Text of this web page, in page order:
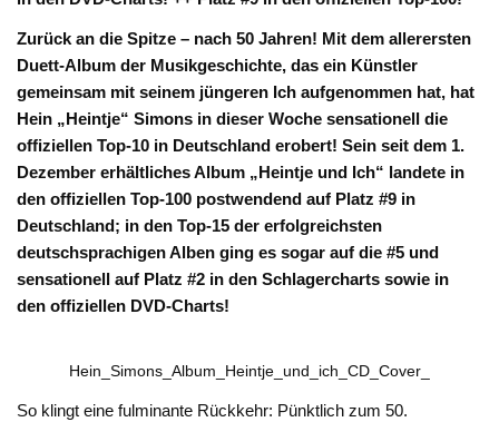
Zurück an die Spitze – nach 50 Jahren! Mit dem allerersten
Duett-Album der Musikgeschichte, das ein Künstler
gemeinsam mit seinem jüngeren Ich aufgenommen hat, hat
Hein „Heintje“ Simons in dieser Woche sensationell die
offiziellen Top-10 in Deutschland erobert! Sein seit dem 1.
Dezember erhältliches Album „Heintje und Ich“ landete in
den offiziellen Top-100 postwendend auf Platz #9 in
Deutschland; in den Top-15 der erfolgreichsten
deutschsprachigen Alben ging es sogar auf die #5 und
sensationell auf Platz #2 in den Schlagercharts sowie in
den offiziellen DVD-Charts!
Hein_Simons_Album_Heintje_und_ich_CD_Cover_
So klingt eine fulminante Rückkehr: Pünktlich zum 50.